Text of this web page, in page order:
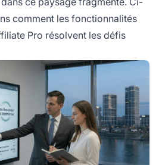
comment les fonctionnalités
Pro résolvent les défis